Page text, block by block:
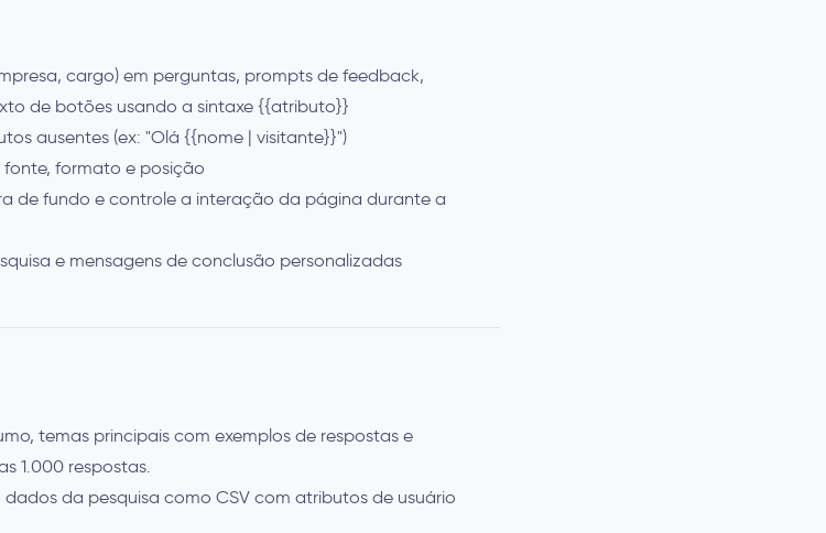
cargo) em perguntas, prompts de feedback,
de botões usando a sintaxe {{atributo}}
ausentes (ex: "Olá {{nome | visitante}}")
fonte, formato e posição
de fundo e controle a interação da página durante a
e mensagens de conclusão personalizadas
temas principais com exemplos de respostas e
1.000 respostas.
dados da pesquisa como CSV com atributos de usuário